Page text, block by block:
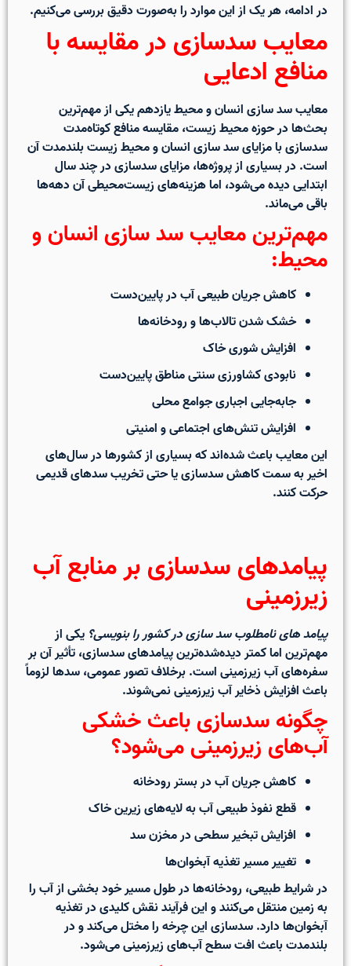
در ادامه، هر یک از این موارد را به‌صورت دقیق بررسی می‌کنیم.
معایب سدسازی در مقایسه با
منافع ادعایی
معایب سد سازی انسان و محیط یازدهمیکی از مهم‌ترین
بحث‌ها در حوزه محیط زیست، مقایسهمنافع کوتاه‌مدت
سدسازیبامزایای سد سازی انسان و محیط زیستبلندمدت آن
است. در بسیاری از پروژه‌ها، مزایای سدسازی در چند سال
ابتدایی دیده می‌شود، اما هزینه‌های زیست‌محیطی آن دهه‌ها
باقی می‌ماند.
مهم‌ترین معایب سد سازی انسان و
محیط:
کاهش جریان طبیعی آب در پایین‌دست
خشک شدن تالاب‌ها و رودخانه‌ها
افزایش شوری خاک
نابودی کشاورزی سنتی مناطق پایین‌دست
جابه‌جایی اجباری جوامع محلی
افزایش تنش‌های اجتماعی و امنیتی
این معایب باعث شده‌اند که بسیاری از کشورها در سال‌های
اخیر به سمتکاهش سدسازی یا حتی تخریب سدهای قدیمی
حرکت کنند.
پیامدهای سدسازی بر منابع آب
زیرزمینی
پیامد های نامطلوب سد سازی در کشور را بنویسی؟ یکی از
مهم‌ترین اما کمتر دیده‌شده‌ترینپیامدهای سدسازی، تأثیر آن بر
سفره‌های آب زیرزمینی است. برخلاف تصور عمومی، سدها لزوماً
باعث افزایش ذخایر آب زیرزمینی نمی‌شوند.
چگونه سدسازی باعث خشکی
آب‌های زیرزمینی می‌شود؟
کاهش جریان آب در بستر رودخانه
قطع نفوذ طبیعی آب به لایه‌های زیرین خاک
افزایش تبخیر سطحی در مخزن سد
تغییر مسیر تغذیه آبخوان‌ها
در شرایط طبیعی، رودخانه‌ها در طول مسیر خود بخشی از آب را
به زمین منتقل می‌کنند و این فرآیند نقش کلیدی در تغذیه
آبخوان‌ها دارد. سدسازی این چرخه را مختل می‌کند و در
بلندمدت باعثافت سطح آب‌های زیرزمینیمی‌شود.